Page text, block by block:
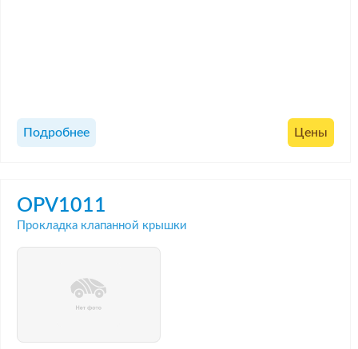
Подробнее Цены
OPV1011
Прокладка клапанной крышки